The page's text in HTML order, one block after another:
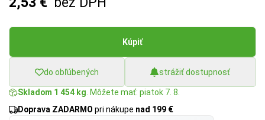
Kúpiť
do obľúbených strážiť dostupnosť
Skladom 1 454 kg . Môžete mať: piatok 7. 8.
Doprava ZADARMO pri nákupe nad 199 €